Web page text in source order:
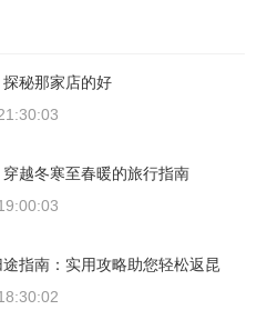
秘那家店的好
越冬寒至春暖的旅行指南
指南：实用攻略助您轻松返昆